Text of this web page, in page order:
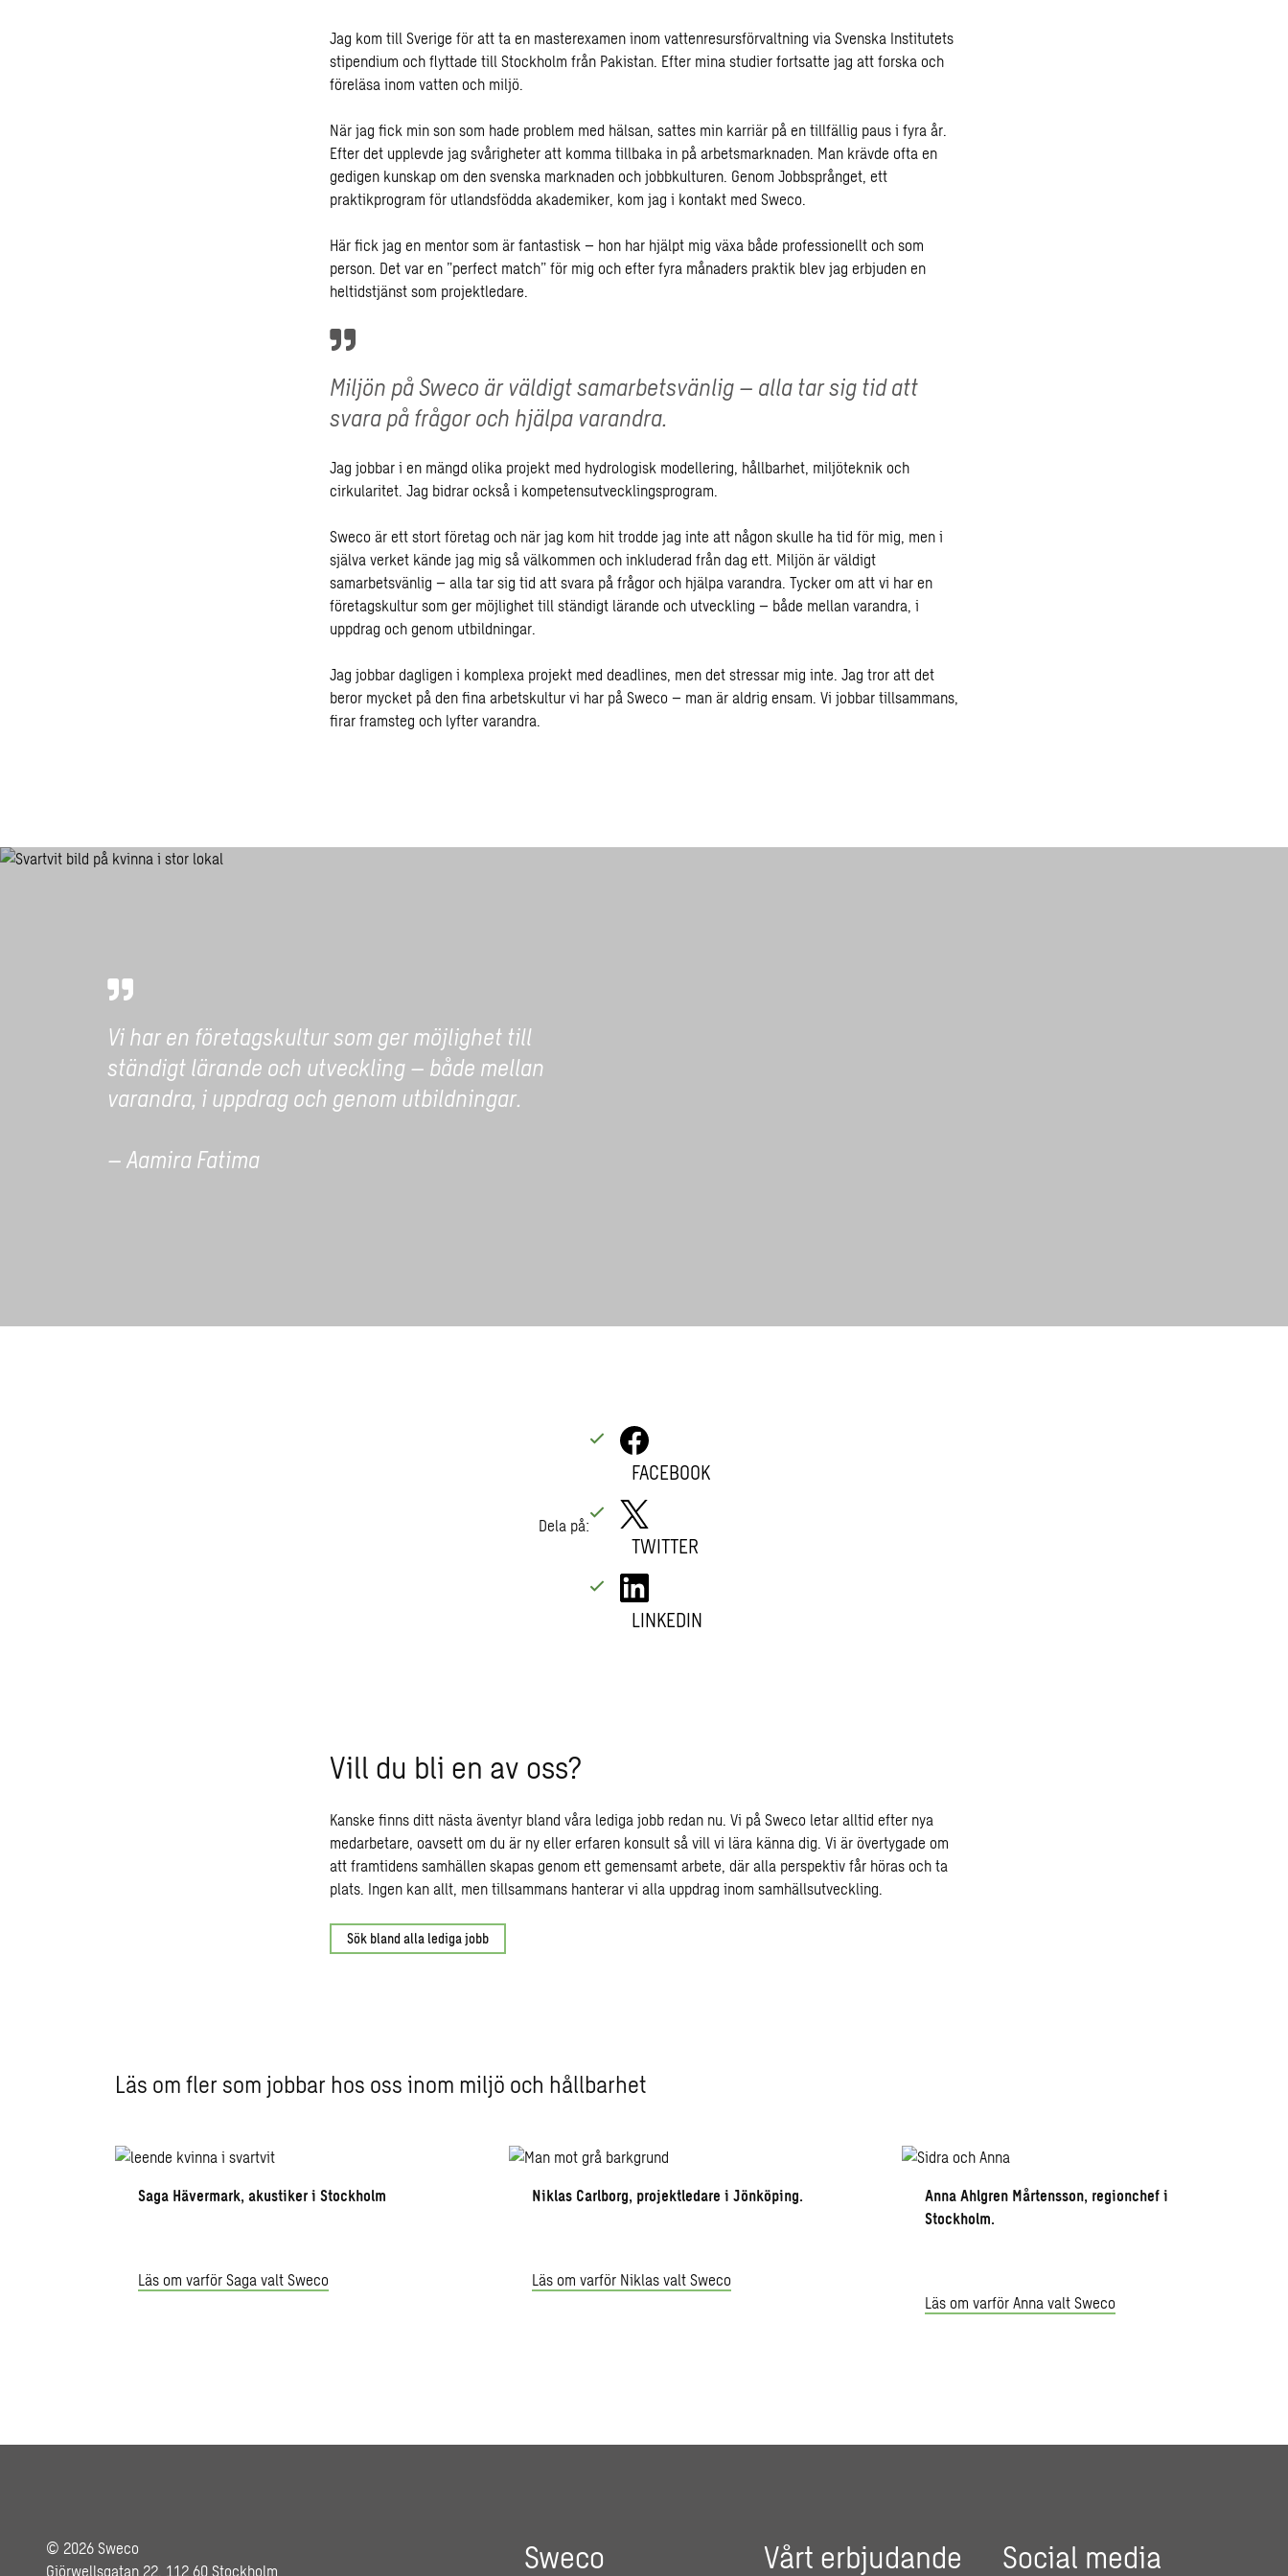
Jag kom till Sverige för att ta en masterexamen inom vattenresursförvaltning via Svenska Institutets
stipendium och flyttade till Stockholm från Pakistan. Efter mina studier fortsatte jag att forska och
föreläsa inom vatten och miljö.
När jag fick min son som hade problem med hälsan, sattes min karriär på en tillfällig paus i fyra år.
Efter det upplevde jag svårigheter att komma tillbaka in på arbetsmarknaden. Man krävde ofta en
gedigen kunskap om den svenska marknaden och jobbkulturen. Genom Jobbsprånget, ett
praktikprogram för utlandsfödda akademiker, kom jag i kontakt med Sweco.
Här fick jag en mentor som är fantastisk – hon har hjälpt mig växa både professionellt och som
person. Det var en ”perfect match” för mig och efter fyra månaders praktik blev jag erbjuden en
heltidstjänst som projektledare.
Miljön på Sweco är väldigt samarbetsvänlig – alla tar sig tid att
svara på frågor och hjälpa varandra.
Jag jobbar i en mängd olika projekt med hydrologisk modellering, hållbarhet, miljöteknik och
cirkularitet. Jag bidrar också i kompetensutvecklingsprogram.
Sweco är ett stort företag och när jag kom hit trodde jag inte att någon skulle ha tid för mig, men i
själva verket kände jag mig så välkommen och inkluderad från dag ett. Miljön är väldigt
samarbetsvänlig – alla tar sig tid att svara på frågor och hjälpa varandra. Tycker om att vi har en
företagskultur som ger möjlighet till ständigt lärande och utveckling – både mellan varandra, i
uppdrag och genom utbildningar.
Jag jobbar dagligen i komplexa projekt med deadlines, men det stressar mig inte. Jag tror att det
beror mycket på den fina arbetskultur vi har på Sweco – man är aldrig ensam. Vi jobbar tillsammans,
firar framsteg och lyfter varandra.
Vi har en företagskultur som ger möjlighet till
ständigt lärande och utveckling – både mellan
varandra, i uppdrag och genom utbildningar.
– Aamira Fatima
Dela på:
FACEBOOK
TWITTER
LINKEDIN
Vill du bli en av oss?
Kanske finns ditt nästa äventyr bland våra lediga jobb redan nu. Vi på Sweco letar alltid efter nya
medarbetare, oavsett om du är ny eller erfaren konsult så vill vi lära känna dig. Vi är övertygade om
att framtidens samhällen skapas genom ett gemensamt arbete, där alla perspektiv får höras och ta
plats. Ingen kan allt, men tillsammans hanterar vi alla uppdrag inom samhällsutveckling.
Sök bland alla lediga jobb
Läs om fler som jobbar hos oss inom miljö och hållbarhet
Saga Hävermark, akustiker i Stockholm
Läs om varför Saga valt Sweco
Niklas Carlborg, projektledare i Jönköping.
Läs om varför Niklas valt Sweco
Anna Ahlgren Mårtensson, regionchef i
Stockholm.
Läs om varför Anna valt Sweco
© 2026 Sweco
Gjörwellsgatan 22, 112 60 Stockholm
Sweco Vårt erbjudande Social media